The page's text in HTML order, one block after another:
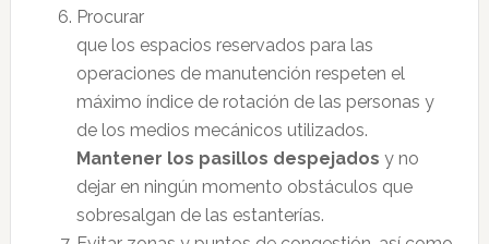
Procurar
que los espacios reservados para las
operaciones de manutención respeten el
máximo índice de rotación de las personas y
de los medios mecánicos utilizados.
Mantener los pasillos despejados y no
dejar en ningún momento obstáculos que
sobresalgan de las estanterías.